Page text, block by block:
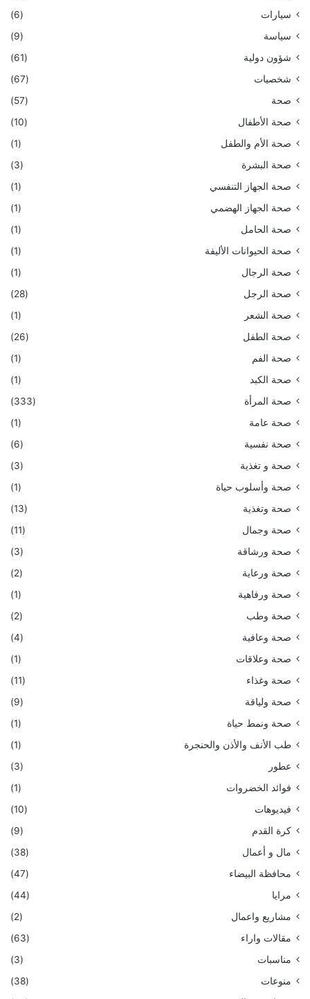
سيارات
(6)
سياسة
(9)
شؤون دولية
(61)
شخصيات
(67)
صحة
(57)
صحة الأطفال
(10)
صحة الأم والطفل
(1)
صحة البشرة
(3)
صحة الجهاز التنفسي
(1)
صحة الجهاز الهضمي
(1)
صحة الحامل
(1)
صحة الحيوانات الأليفة
(1)
صحة الرجال
(1)
صحة الرجل
(28)
صحة الشعر
(1)
صحة الطفل
(26)
صحة الفم
(1)
صحة الكبد
(1)
صحة المرأة
(333)
صحة عامة
(1)
صحة نفسية
(6)
صحة و تغذية
(3)
صحة وأسلوب حياة
(1)
صحة وتغذية
(13)
صحة وجمال
(11)
صحة ورشاقة
(3)
صحة ورعاية
(2)
صحة ورفاهية
(1)
صحة وطب
(2)
صحة وعافية
(4)
صحة وعلاقات
(1)
صحة وغذاء
(11)
صحة ولياقة
(9)
صحة ونمط حياة
(1)
طب الأنف والأذن والحنجرة
(1)
عطور
(3)
فوائد الخضروات
(1)
فيديوهات
(10)
كرة القدم
(9)
مال و أعمال
(38)
محافظة البيضاء
(47)
مرايا
(44)
مشاريع واعمال
(2)
مقالات واراء
(63)
مناسبات
(3)
منوعات
(38)